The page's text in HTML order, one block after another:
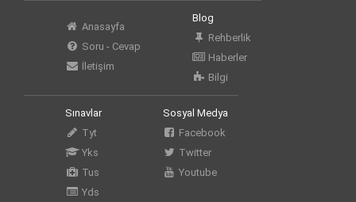
Anasayfa
Soru - Cevap
İletişim
Blog
Rehberlik
Haberler
Bilgi
Sınavlar
Tyt
Yks
Tus
Yds
Sosyal Medya
Facebook
Twitter
Youtube